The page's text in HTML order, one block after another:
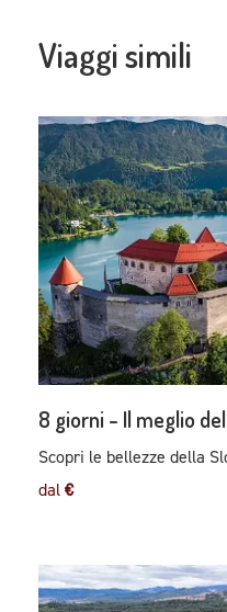
Viaggi simili
8 giorni - Il meglio
Scopri le bellezze della
dal€